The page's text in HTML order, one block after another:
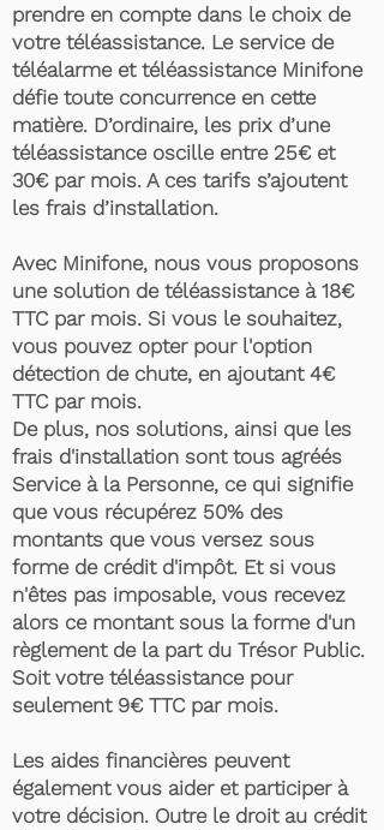
prendre en compte dans le choix de
votre téléassistance. Le service de
téléalarme et téléassistance Minifone
défie toute concurrence en cette
matière. D’ordinaire, les prix d’une
téléassistance oscille entre 25€ et
30€ par mois. A ces tarifs s’ajoutent
les frais d’installation.
Avec Minifone, nous vous proposons
une solution de téléassistance à 18€
TTC par mois. Si vous le souhaitez,
vous pouvez opter pour l'option
détection de chute, en ajoutant 4€
TTC par mois.
De plus, nos solutions, ainsi que les
frais d'installation sont tous agréés
Service à la Personne, ce qui signifie
que vous récupérez 50% des
montants que vous versez sous
forme de crédit d'impôt. Et si vous
n'êtes pas imposable, vous recevez
alors ce montant sous la forme d'un
règlement de la part du Trésor Public.
Soit votre téléassistance pour
seulement 9€ TTC par mois.
Les aides financières peuvent
également vous aider et participer à
votre décision. Outre le droit au crédit